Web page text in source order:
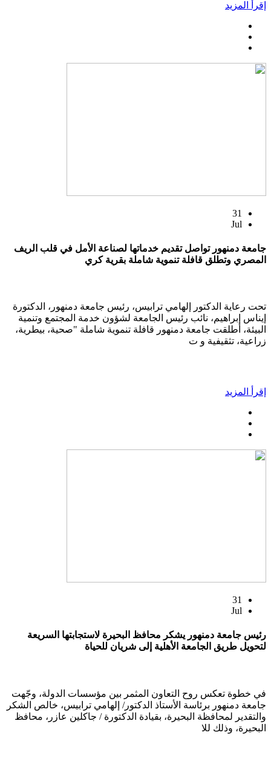
إقرأ المزيد
31
Jul
جامعة دمنهور تواصل تقديم خدماتها لصناعة الأمل في قلب الريف
المصري وتطلق قافلة تنموية شاملة بقرية كري
تحت رعاية الدكتور إلهامي ترابيس، رئيس جامعة دمنهور، الدكتورة
إيناس إبراهيم، نائب رئيس الجامعة لشؤون خدمة المجتمع وتنمية
البيئة، أطلقت جامعة دمنهور قافلة تنموية شاملة "صحية، بيطرية،
زراعية، تثقيفية و ت
إقرأ المزيد
31
Jul
رئيس جامعة دمنهور يشكر محافظ البحيرة لاستجابتها السريعة
لتحويل طريق الجامعة الأهلية إلى شريان للحياة
في خطوة تعكس روح التعاون المثمر بين مؤسسات الدولة، وجّهت
جامعة دمنهور برئاسة الأستاذ الدكتور/ إلهامي ترابيس، خالص الشكر
والتقدير لمحافظة البحيرة، بقيادة الدكتورة / جاكلين عازر، محافظ
البحيرة، وذلك للا